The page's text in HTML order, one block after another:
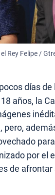
Rey Felipe /
días de
años, la
pero,
por el
de